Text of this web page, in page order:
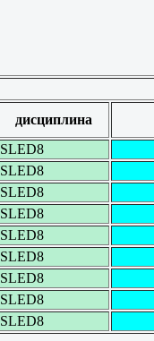
дисциплина
SLED8
SLED8
SLED8
SLED8
SLED8
SLED8
SLED8
SLED8
SLED8